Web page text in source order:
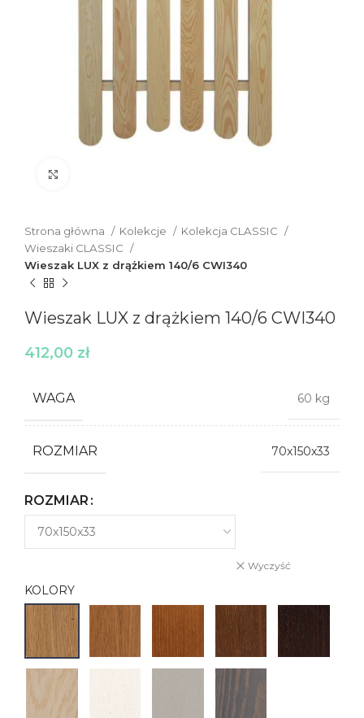
Strona główna Kolekcje
Kolekcja CLASSIC
Wieszaki CLASSIC
Wieszak LUX z drążkiem 140/6 CWI340
Wieszak LUX z drążkiem 140/6 CWI340
412,00 zł
WAGA 60 kg
ROZMIAR 70x150x33
ROZMIAR
Wyczyść
KOLORY